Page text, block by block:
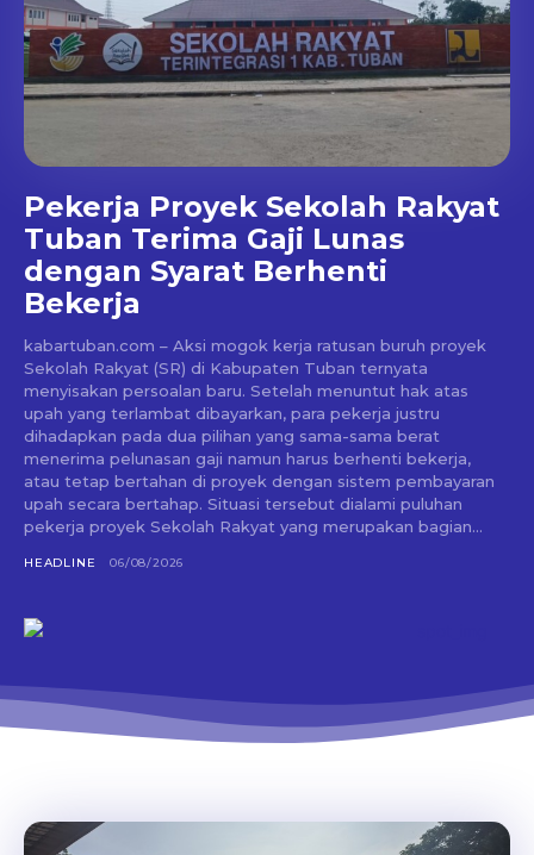
Pekerja Proyek Sekolah Rakyat
Tuban Terima Gaji Lunas
dengan Syarat Berhenti
Bekerja
kabartuban.com – Aksi mogok kerja ratusan buruh proyek
Sekolah Rakyat (SR) di Kabupaten Tuban ternyata
menyisakan persoalan baru. Setelah menuntut hak atas
upah yang terlambat dibayarkan, para pekerja justru
dihadapkan pada dua pilihan yang sama-sama berat
menerima pelunasan gaji namun harus berhenti bekerja,
atau tetap bertahan di proyek dengan sistem pembayaran
upah secara bertahap. Situasi tersebut dialami puluhan
pekerja proyek Sekolah Rakyat yang merupakan bagian...
HEADLINE 06/08/2026